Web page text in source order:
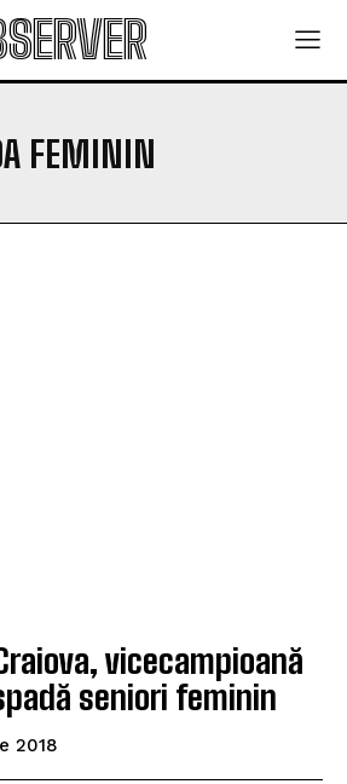
FEMININ
vicecampioană
seniori feminin
2018